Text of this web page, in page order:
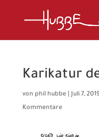
Karikatur
von phil hubbe|Juli 7,
Kommentare